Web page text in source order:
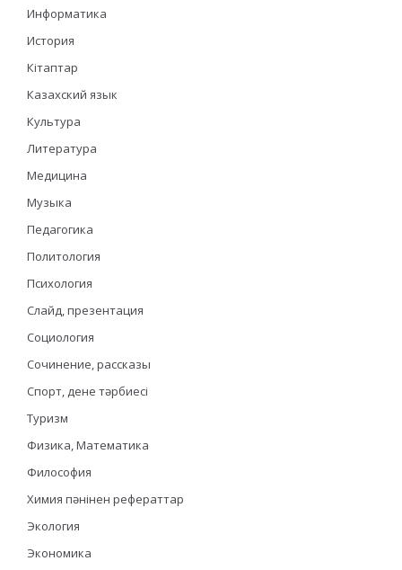
Информатика
История
Кітаптар
Казахский язык
Культура
Литература
Медицина
Музыка
Педагогика
Политология
Психология
Слайд, презентация
Социология
Сочинение, рассказы
Спорт, дене тәрбиесі
Туризм
Физика, Математика
Философия
Химия пәнінен рефераттар
Экология
Экономика